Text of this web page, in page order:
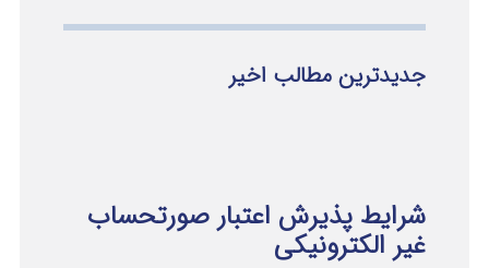
جدیدترین مطالب اخیر
شرایط پذیرش اعتبار صورتحساب
غیر الکترونیکی